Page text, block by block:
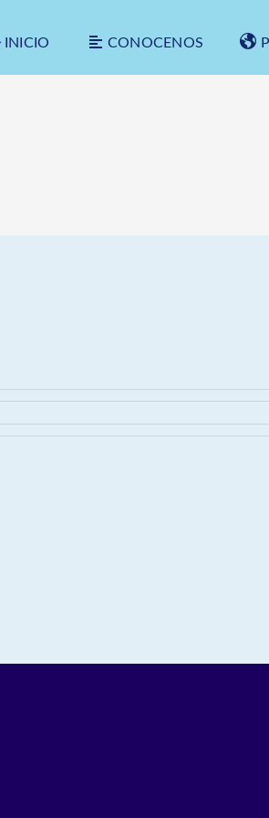
INICIO CONOCENOS